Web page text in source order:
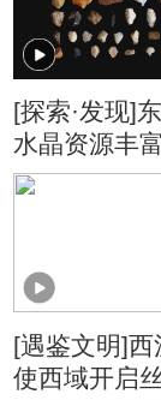
[探索·发现]
水晶资源丰
留下无数精
[遇鉴文明]西
使西域开启